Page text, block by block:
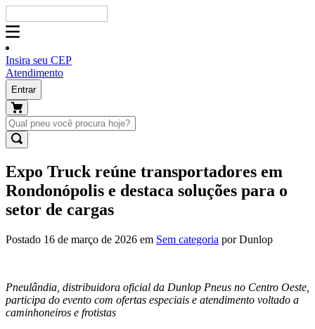
Insira seu CEP
Atendimento
Entrar
Expo Truck reúne transportadores em
Rondonópolis e destaca soluções para o
setor de cargas
Postado 16 de março de 2026 em Sem categoria por Dunlop
Pneulândia, distribuidora oficial da Dunlop Pneus no Centro Oeste,
participa do evento com ofertas especiais e atendimento voltado a
caminhoneiros e frotistas